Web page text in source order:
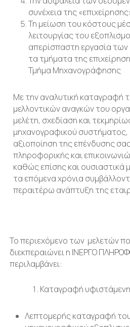
συνέχεια της
Τη μείωση του κόστους
λειτουργίας του
απερίσπαστη εργασία των
τα τμήματα της
Τμήμα Μηχανογράφησης
Με την αναλυτική καταγραφή
μελλοντικών αναγκών του
μελέτη, σχεδίαση και
μηχανογραφικού συστήματος,
αξιοποίηση της επένδυσης
πληροφορικής και
καθώς επίσης και ουσιαστικά
τα επόμενα χρόνια
περαιτέρω ανάπτυξη της
Το περιεχόμενο των μελετών
διεκπεραιώνει η ΙΝΕΡΓΟ
περιλαμβάνει:
Καταγραφή
Λεπτομερής καταγραφή